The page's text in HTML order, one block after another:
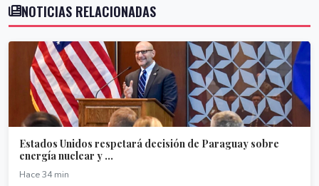
NOTICIAS RELACIONADAS
Estados Unidos respetará decisión de Paraguay sobre
energía nuclear y ...
Hace 34 min